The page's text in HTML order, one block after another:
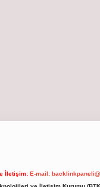
İletişim: E-mail: